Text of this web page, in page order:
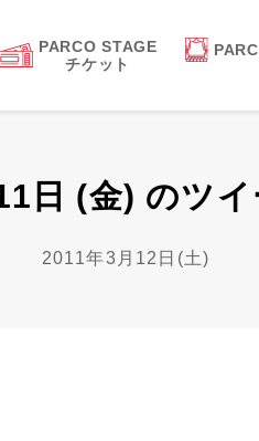
PARCO STAGE
チケット
日 (金) のツ
2011年3月12日(土)